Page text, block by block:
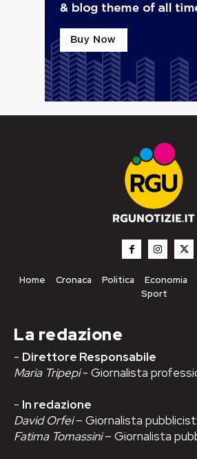
Home Cronaca Politica Economia
Sport
La redazione
- Direttore Responsabile
Maria Tripepi- Giornalista
- In redazione
David Orfei– Giornalista
Fatima Tomassini– Giornalista